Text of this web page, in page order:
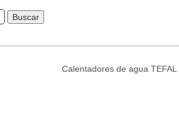
Calentadores de agua TEFAL